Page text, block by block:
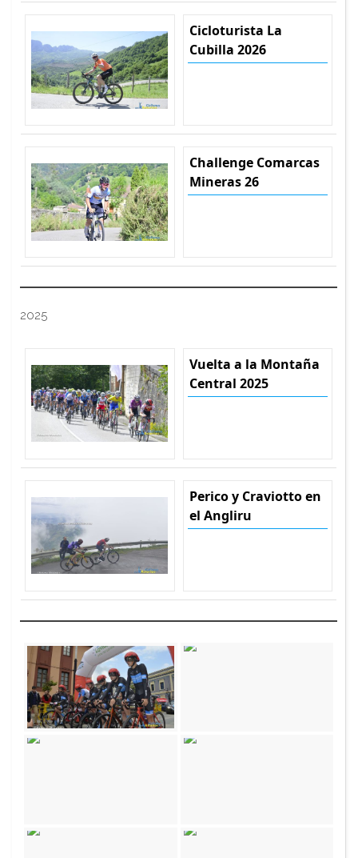
Cicloturista La
Cubilla 2026
Challenge Comarcas
Mineras 26
2025
Vuelta a la Montaña
Central 2025
Perico y Craviotto en
el Angliru